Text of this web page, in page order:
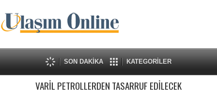
SON DAKİKA KATEGORİLER
VARİL PETROLLERDEN TASARRUF EDİLECEK